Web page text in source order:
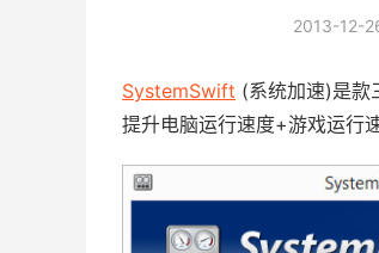
2013-12-
SystemSwift (系统加速)是
提升电脑运行速度+游戏运行